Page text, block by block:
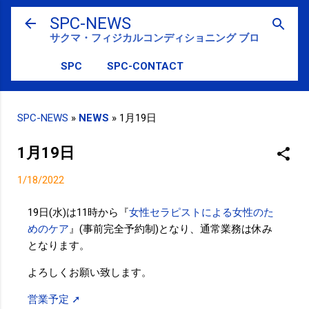
スキップしてメイン コンテンツに移動
SPC-NEWS
サクマ・フィジカルコンディショニング ブログ
SPC SPC-CONTACT
SPC-NEWS » NEWS » 1月19日
1月19日
1/18/2022
19日(水)は11時から『女性セラピストによる女性のた
めのケア 』(事前完全予約制)となり、通常業務は休み
となります。
よろしくお願い致します。
営業予定 ➚